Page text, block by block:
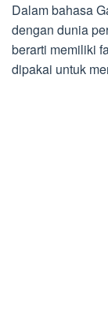
Dalam bahasa
dengan dunia
berarti memiliki
dipakai untuk